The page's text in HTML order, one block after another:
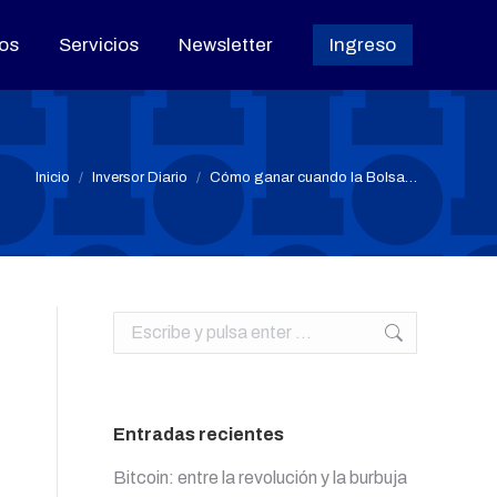
Servicios Newsletter Ingreso
Estás aquí:
Inicio Inversor Diario Cómo ganar cuando la Bolsa…
Buscar:
Entradas recientes
Bitcoin: entre la revolución y la burbuja
Servicios Newsletter Ingreso